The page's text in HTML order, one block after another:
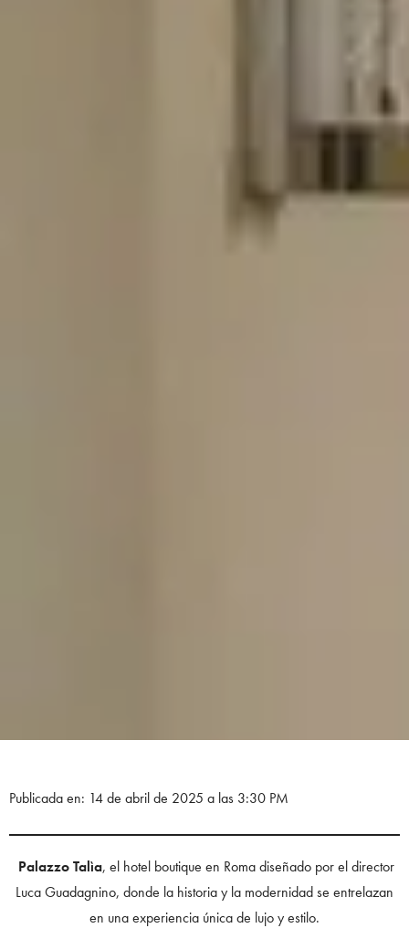
Publicada en: 14 de abril de 2025 a las 3:30 PM
Palazzo Talìa, el hotel boutique en Roma diseñado por el director
Luca Guadagnino, donde la historia y la modernidad se entrelazan
en una experiencia única de lujo y estilo.